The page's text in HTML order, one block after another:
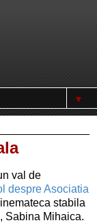
▼
val de
despre Asociatia
stabila
Sabina Mihaica.